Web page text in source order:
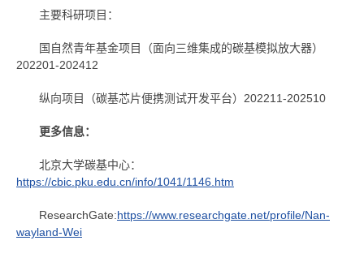
主要科研项目：
国自然青年基金项目（面向三维集成的碳基模拟放大器）
202201-202412
纵向项目（碳基芯片便携测试开发平台）202211-202510
更多信息：
北京大学碳基中心：
https://cbic.pku.edu.cn/info/1041/1146.htm
ResearchGate:https://www.researchgate.net/profile/Nan-
wayland-Wei